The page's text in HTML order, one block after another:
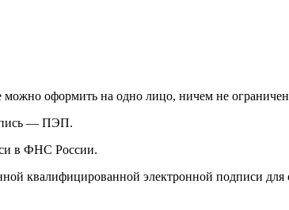
оформить на одно лицо, ничем не
— ПЭП.
в ФНС России.
квалифицированной электронной подписи для